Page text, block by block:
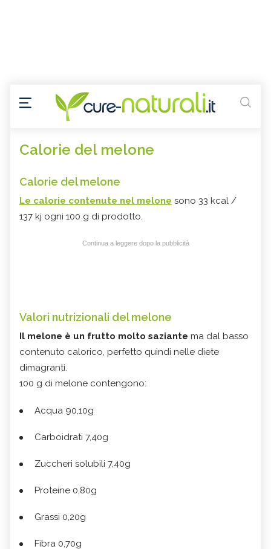
Calorie del melone
Calorie del melone
Le calorie contenute nel melone sono 33 kcal /
137 kj ogni 100 g di prodotto.
Continua a leggere dopo la pubblicità
Valori nutrizionali del melone
Il melone è un frutto molto saziante ma dal basso
contenuto calorico, perfetto quindi nelle diete
dimagranti.
100 g di melone contengono:
Acqua 90,10g
Carboidrati 7,40g
Zuccheri solubili 7,40g
Proteine 0,80g
Grassi 0,20g
Fibra 0,70g